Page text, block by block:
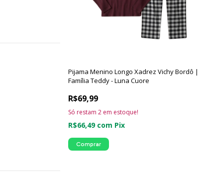
Pijama Menino Longo Xadrez Vichy Bordô |
Família Teddy - Luna Cuore
R$69,99
R$66,49 com Pix
Só restam2 em estoque!
Comprar